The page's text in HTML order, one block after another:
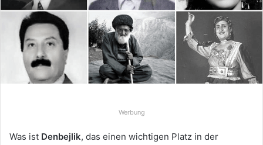
Werbung
Was ist Denbejlik, das einen wichtigen Platz in der